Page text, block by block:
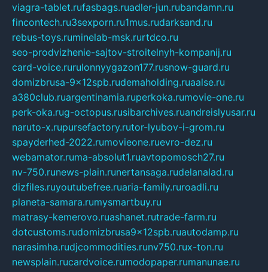
viagra-tablet.rufasbags.ruadler-jun.rubandamn.ru
fincontech.ru3sexporn.ru1mus.rudarksand.ru
rebus-toys.ruminelab-msk.rurtdco.ru
seo-prodvizhenie-sajtov-stroitelnyh-kompanij.ru
card-voice.rurulonnyygazon177.rusnow-guard.ru
domizbrusa-9x12spb.rudemaholding.ruaalse.ru
a380club.ruargentinamia.ruperkoka.rumovie-one.ru
perk-oka.rug-octopus.rusibarchives.ruandreislyusar.ru
naruto-x.rupursefactory.rutor-lyubov-i-grom.ru
spayderhed-2022.rumovieone.ruevro-dez.ru
webamator.ruma-absolut1.ruavtopomosch27.ru
nv-750.runews-plain.runertansaga.rudelanalad.ru
dizfiles.ruyoutubefree.ruaria-family.ruroadli.ru
planeta-samara.rumysmartbuy.ru
matrasy-kemerovo.ruashanet.rutrade-farm.ru
dotcustoms.rudomizbrusa9x12spb.ruautodamp.ru
narasimha.rudjcommodities.runv750.rux-ton.ru
newsplain.rucardvoice.rumodopaper.rumanunae.ru